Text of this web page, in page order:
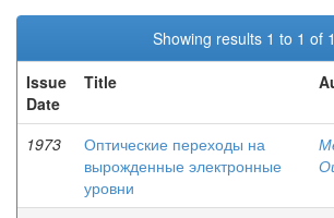
Showing results 1 to 1 of 1
Issue
Date
Title
1973
Оптические переходы на
вырожденные электронные
уровни